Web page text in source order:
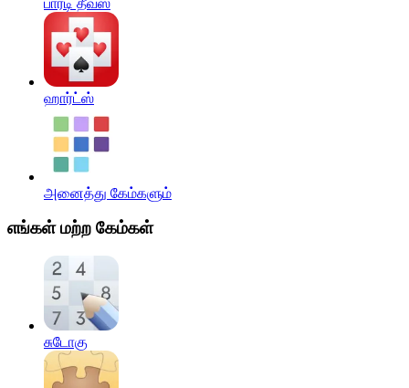
ஹார்ட்ஸ்
அனைத்து கேம்களும்
எங்கள் மற்ற கேம்கள்
சுடோகு